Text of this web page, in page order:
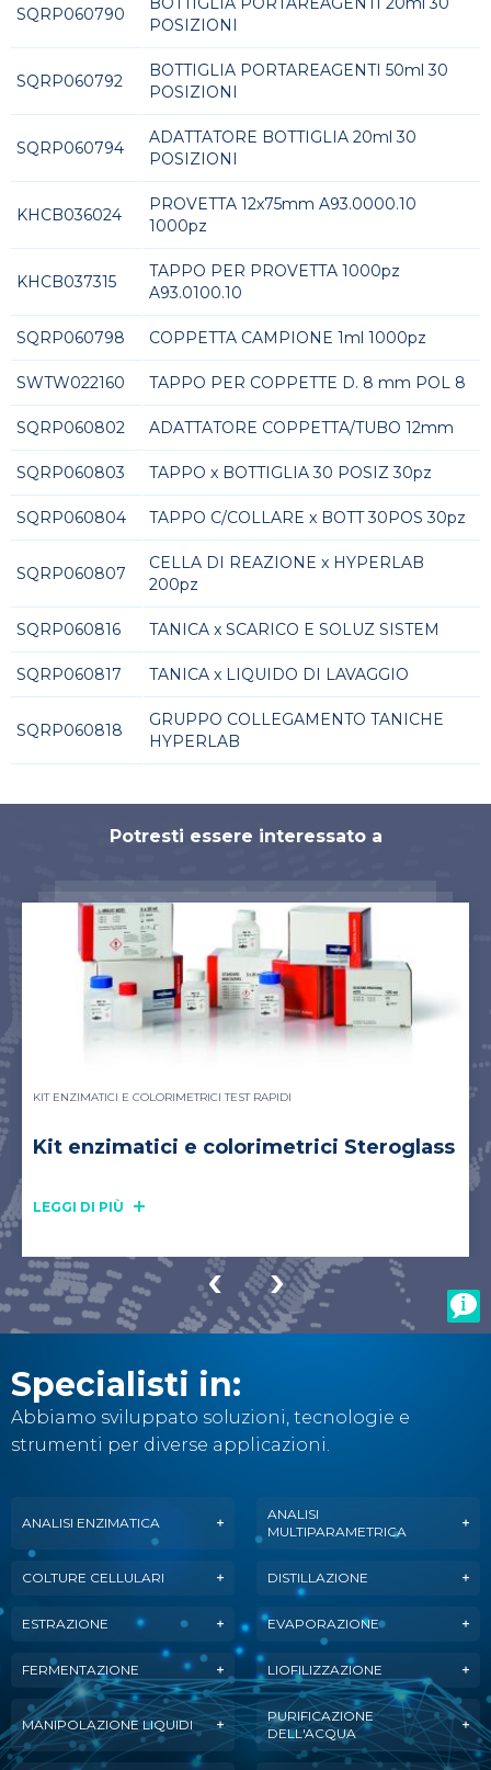
SQRP060790
POSIZIONI
SQRP060792
BOTTIGLIA PORTAREAGENTI 50ml 30
POSIZIONI
SQRP060794
ADATTATORE BOTTIGLIA 20ml 30
POSIZIONI
KHCB036024
PROVETTA 12x75mm A93.0000.10
1000pz
KHCB037315
TAPPO PER PROVETTA 1000pz
A93.0100.10
SQRP060798 COPPETTA CAMPIONE 1ml 1000pz
SWTW022160 TAPPO PER COPPETTE D. 8 mm POL 8
SQRP060802 ADATTATORE COPPETTA/TUBO 12mm
SQRP060803 TAPPO x BOTTIGLIA 30 POSIZ 30pz
SQRP060804 TAPPO C/COLLARE x BOTT 30POS 30pz
SQRP060807
CELLA DI REAZIONE x HYPERLAB
200pz
SQRP060816 TANICA x SCARICO E SOLUZ SISTEM
SQRP060817 TANICA x LIQUIDO DI LAVAGGIO
SQRP060818
GRUPPO COLLEGAMENTO TANICHE
HYPERLAB
Potresti essere interessato a
KIT ENZIMATICI E COLORIMETRICI TEST RAPIDI
Kit enzimatici e colorimetrici Steroglass
LEGGI DI PIÙ
Specialisti in:
Abbiamo sviluppato soluzioni, tecnologie e
strumenti per diverse applicazioni.
ANALISI ENZIMATICA
ANALISI
MULTIPARAMETRICA
COLTURE CELLULARI DISTILLAZIONE
ESTRAZIONE EVAPORAZIONE
FERMENTAZIONE LIOFILIZZAZIONE
MANIPOLAZIONE LIQUIDI
PURIFICAZIONE
DELL'ACQUA